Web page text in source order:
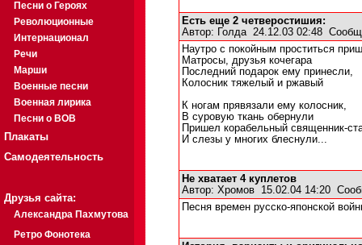
Песни о Героях
Революционные
Интернационал
Речи
Марши
Военные песни
Военная лирика
Песни о ВОВ
Плакаты
Самодеятельность
Друзья сайта:
Александра Пахмутова
Ретро Фонотека
Есть еще 2 четверостишия:
Автор:
Голда24.12.03 02:48
Наутро с покойным проститься
Матросы, друзья кочегара
Последний подарок ему принесли,
Колосник тяжелый и ржавый
К ногам прявязали ему колосник,
В суровую ткань обернули
Пришел корабельный священник-
И слезы у многих блеснули...
Не хватает 4 куплетов
Автор: Хромов 15.02.04 14:20
Песня времен русско-японской